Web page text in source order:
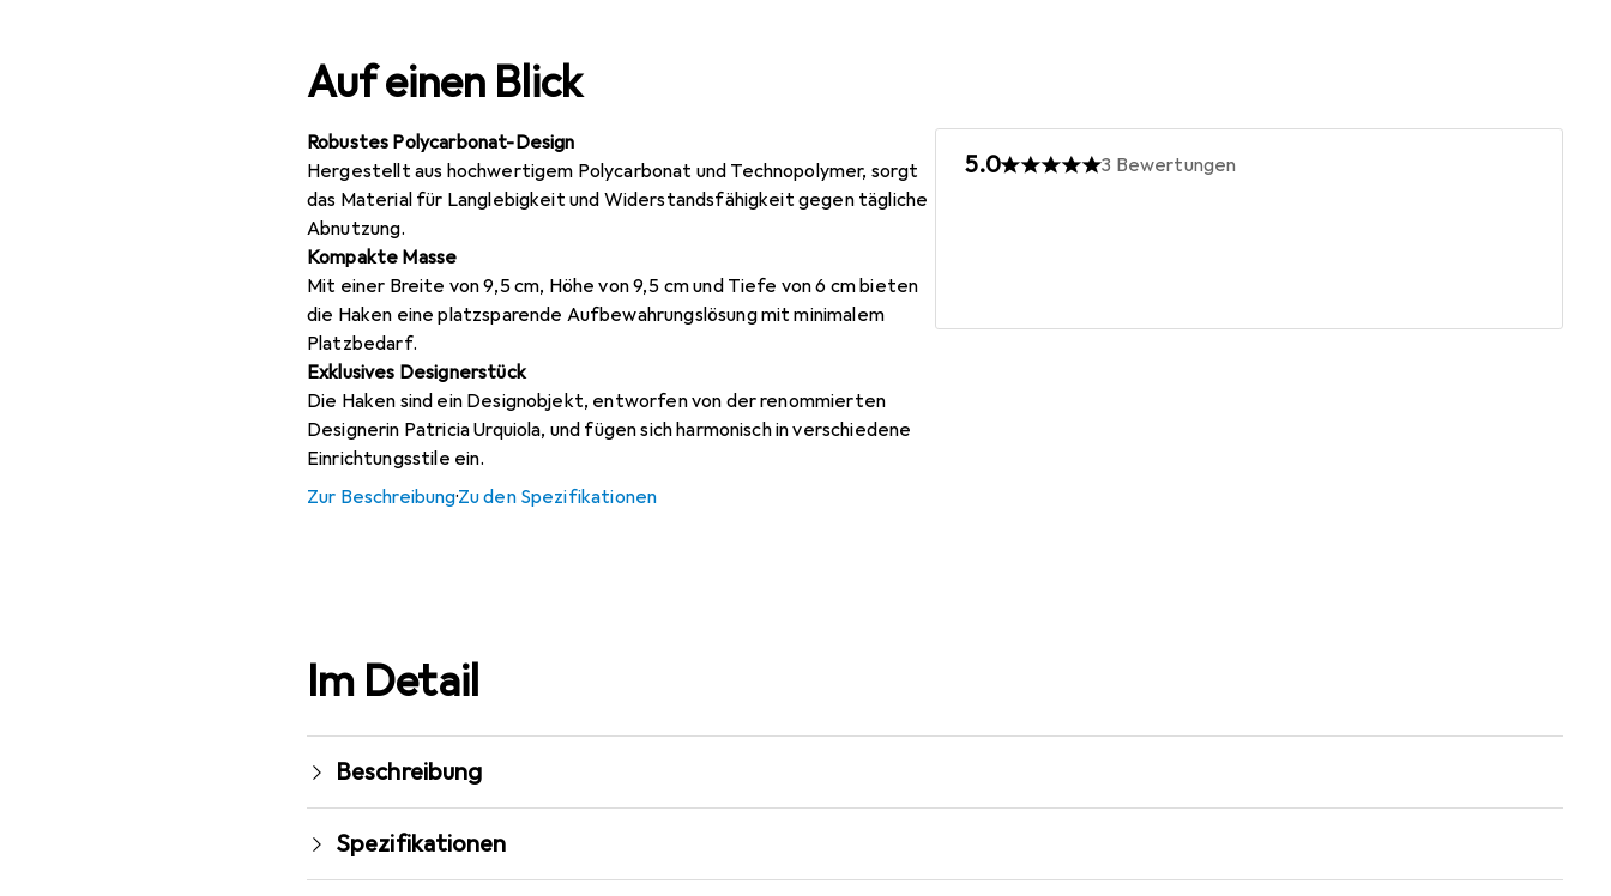
Auf einen Blick
Robustes Polycarbonat-Design
Hergestellt aus hochwertigem Polycarbonat und Technopolymer, sorgt
das Material für Langlebigkeit und Widerstandsfähigkeit gegen tägliche
Abnutzung.
Kompakte Masse
Mit einer Breite von 9,5 cm, Höhe von 9,5 cm und Tiefe von 6 cm bieten
die Haken eine platzsparende Aufbewahrungslösung mit minimalem
Platzbedarf.
Exklusives Designerstück
Die Haken sind ein Designobjekt, entworfen von der renommierten
Designerin Patricia Urquiola, und fügen sich harmonisch in verschiedene
Einrichtungsstile ein.
Zur Beschreibung·Zu den Spezifikationen
5.0 3 Bewertungen
Im Detail
Beschreibung
Spezifikationen